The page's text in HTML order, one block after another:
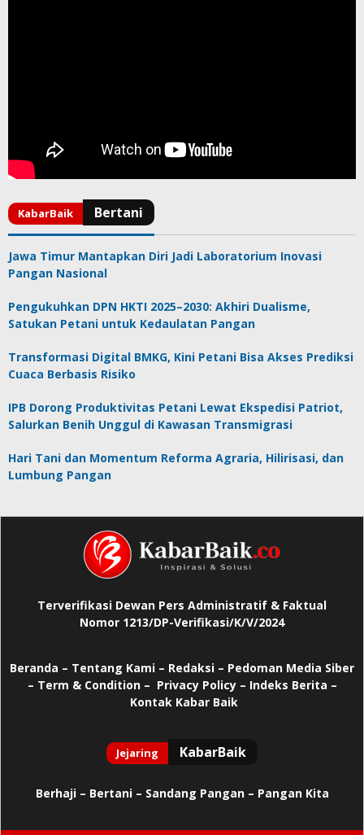
Jawa Timur Mantapkan Diri Jadi Laboratorium Inovasi
Pangan Nasional
Pengukuhkan DPN HKTI 2025–2030: Akhiri Dualisme,
Satukan Petani untuk Kedaulatan Pangan
Transformasi Digital BMKG, Kini Petani Bisa Akses Prediksi
Cuaca Berbasis Risiko
IPB Dorong Produktivitas Petani Lewat Ekspedisi Patriot,
Salurkan Benih Unggul di Kawasan Transmigrasi
Hari Tani dan Momentum Reforma Agraria, Hilirisasi, dan
Lumbung Pangan
Terverifikasi Dewan Pers Administratif & Faktual
Nomor 1213/DP-Verifikasi/K/V/2024
Beranda – Tentang Kami – Redaksi – Pedoman Media Siber
– Term & Condition – Privacy Policy– Indeks Berita –
Kontak Kabar Baik
Berhaji– Bertani – Sandang Pangan – Pangan Kita